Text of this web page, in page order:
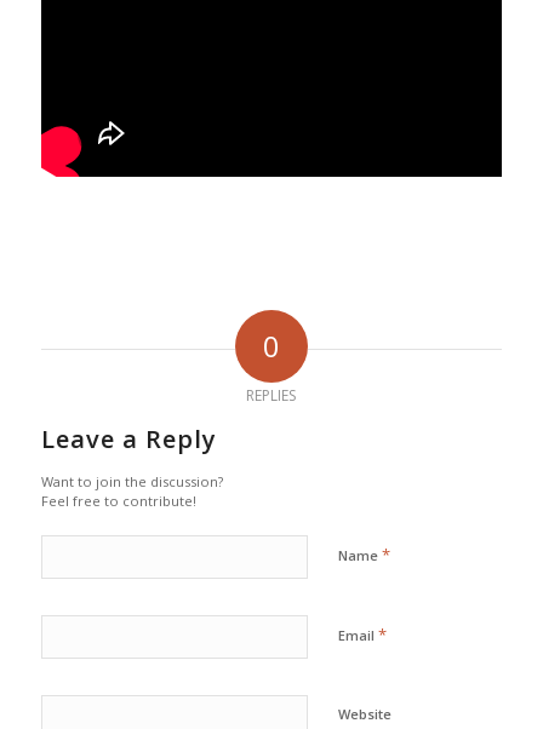
0
REPLIES
Leave a Reply
Want to join the discussion?
Feel free to contribute!
Name *
Email *
Website